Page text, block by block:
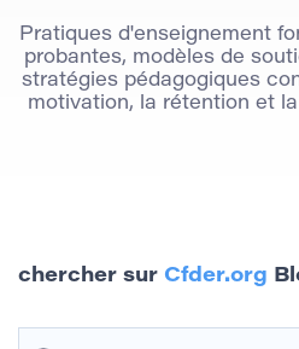
Pratiques d'enseignement
probantes, modèles de
stratégies pédagogiques
motivation, la rétention et
chercher sur Cfder.org